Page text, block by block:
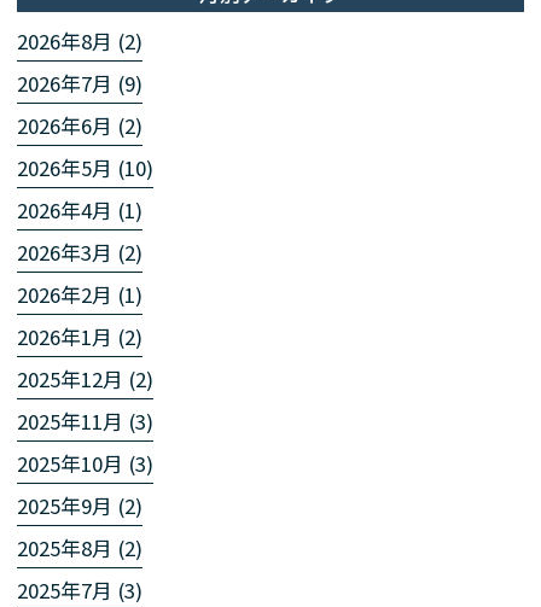
2026年8月 (2)
2026年7月 (9)
2026年6月 (2)
2026年5月 (10)
2026年4月 (1)
2026年3月 (2)
2026年2月 (1)
2026年1月 (2)
2025年12月 (2)
2025年11月 (3)
2025年10月 (3)
2025年9月 (2)
2025年8月 (2)
2025年7月 (3)